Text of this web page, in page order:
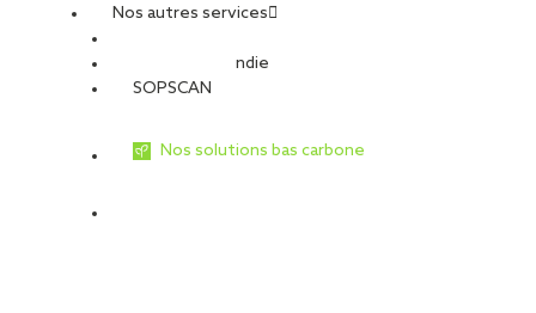
Nos autres services
Sécurité Incendie
SOPSCAN
Nos solutions bas carbone